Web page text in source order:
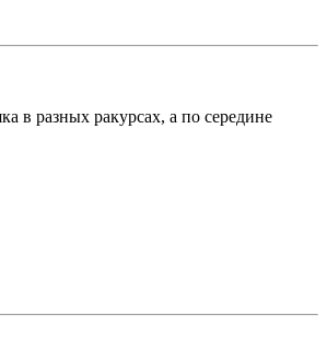
в разных ракурсах, а по середине